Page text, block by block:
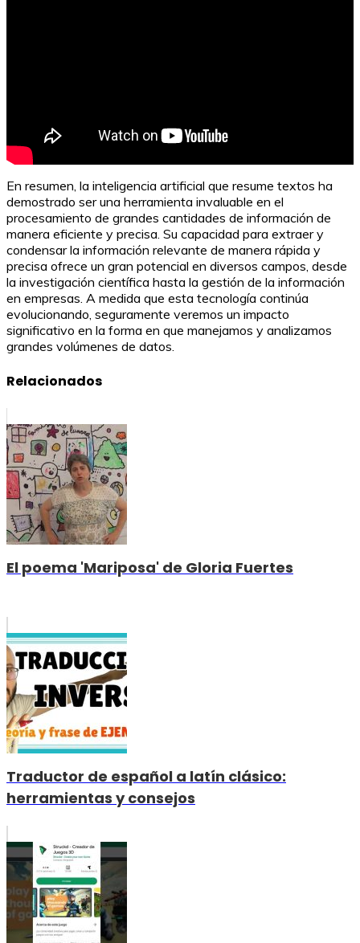
En resumen, la inteligencia artificial que resume textos ha
demostrado ser una herramienta invaluable en el
procesamiento de grandes cantidades de información de
manera eficiente y precisa. Su capacidad para extraer y
condensar la información relevante de manera rápida y
precisa ofrece un gran potencial en diversos campos, desde
la investigación científica hasta la gestión de la información
en empresas. A medida que esta tecnología continúa
evolucionando, seguramente veremos un impacto
significativo en la forma en que manejamos y analizamos
grandes volúmenes de datos.
Relacionados
El poema 'Mariposa' de Gloria Fuertes
Traductor de español a latín clásico:
herramientas y consejos